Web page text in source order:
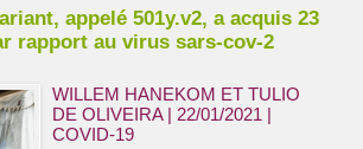
appelé 501y.v2, a acquis 23
rapport au virus sars-cov-2
WILLEM HANEKOM ET TULIO
DE OLIVEIRA | 22/01/2021 |
COVID-19